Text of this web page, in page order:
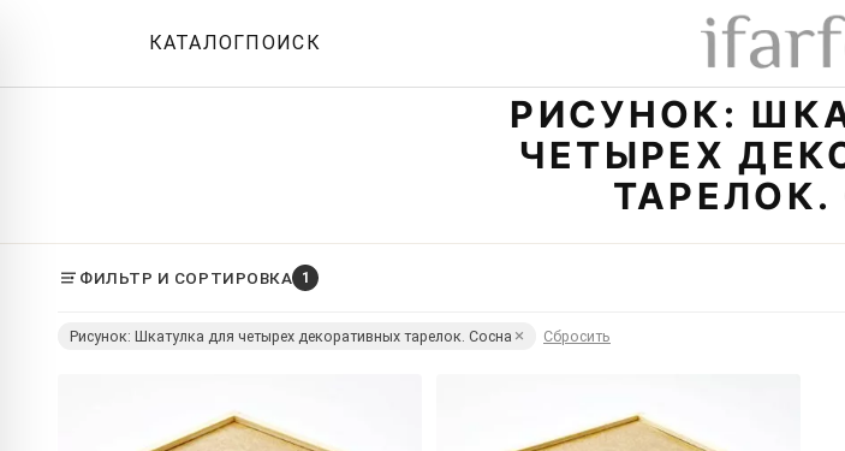
КАТАЛОГПОИСК
РИСУНОК:
ЧЕТЫРЕХ
ФИЛЬТР И СОРТИРОВКА 1
Рисунок: Шкатулка для четырех декоративных тарелок. Сосна Сбросить